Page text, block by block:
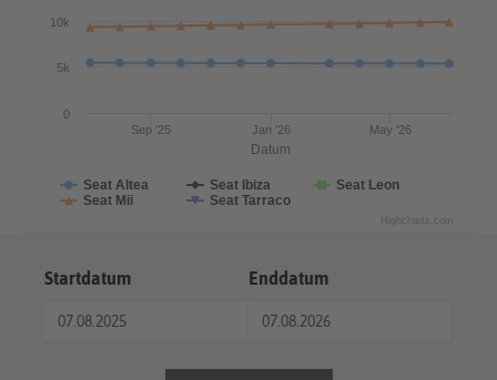
Datum
Seat Altea Seat Ibiza
Seat Leon
Seat Mii
Seat Tarraco
Jan '26
Sep '25 May '26
10k
0
5k
Highcharts.com
Startdatum Enddatum